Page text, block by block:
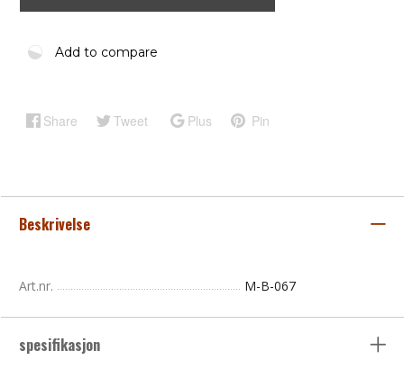
Add to compare
Share Tweet Plus Pin
Beskrivelse
Art.nr. M-B-067
spesifikasjon